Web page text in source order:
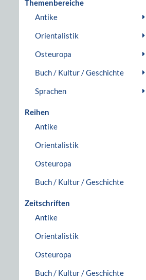
Themenbereiche
Antike
Orientalistik
Osteuropa
Buch / Kultur / Geschichte
Sprachen
Reihen
Antike
Orientalistik
Osteuropa
Buch / Kultur / Geschichte
Zeitschriften
Antike
Orientalistik
Osteuropa
Buch / Kultur / Geschichte